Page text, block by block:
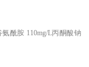
酰胺 110mg/L丙酮酸钠